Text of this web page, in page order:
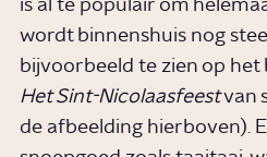
is al te populair om
wordt binnenshuis nog
bijvoorbeeld te zien op het
Het Sint-Nicolaasfeestvan
de afbeelding hierboven).